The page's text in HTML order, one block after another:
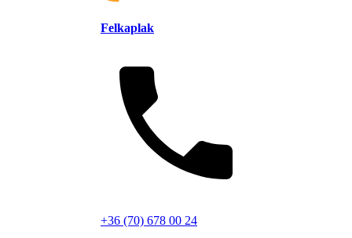
Felkaplak
+36 (70) 678 00 24